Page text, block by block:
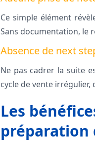
Ce simple élément
Sans documentation, le
Absence de next
Ne pas cadrer la suite
cycle de vente irrégulier,
Les
préparation